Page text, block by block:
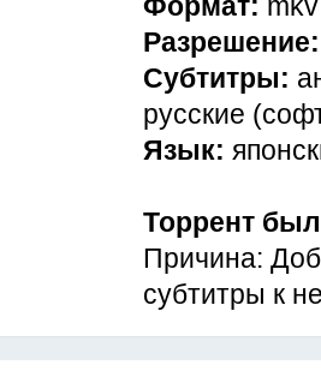
Субтитры:
русские
Язык:
Торрент
Причина:
субтитры к